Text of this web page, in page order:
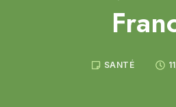
SANTÉ